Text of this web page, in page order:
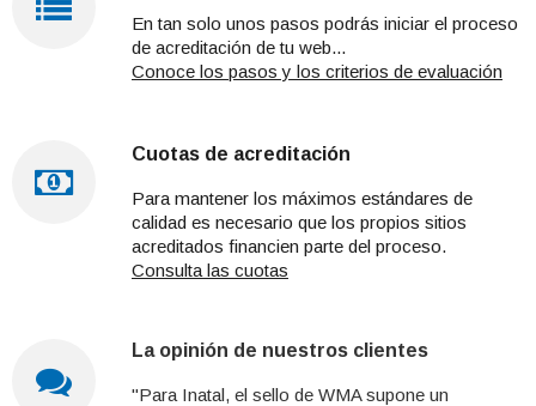
En tan solo unos pasos podrás iniciar el proceso
de acreditación de tu web...
Conoce los pasos y los criterios de evaluación
Cuotas de acreditación
Para mantener los máximos estándares de
calidad es necesario que los propios sitios
acreditados financien parte del proceso.
Consulta las cuotas
La opinión de nuestros clientes
"Para Inatal, el sello de WMA supone un